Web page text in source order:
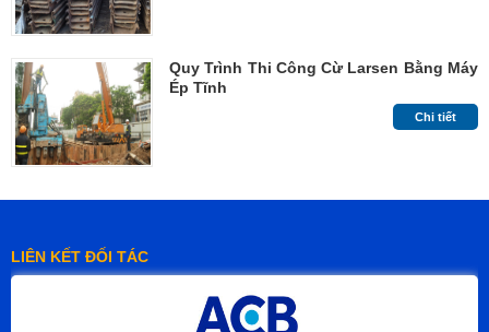
Quy Trình Thi Công Cừ Larsen Bằng Máy
Ép Tĩnh
Chi tiết
LIÊN KẾT ĐỐI TÁC